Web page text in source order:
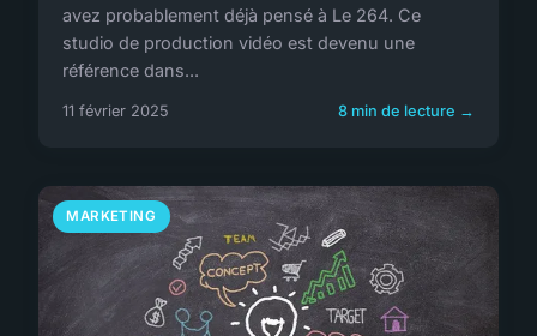
avez probablement déjà pensé à Le 264. Ce
studio de production vidéo est devenu une
référence dans...
11 février 2025 8 min de lecture →
MARKETING